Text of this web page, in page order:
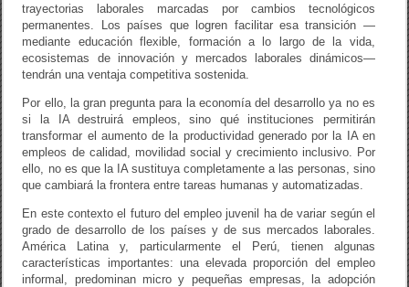
trayectorias laborales marcadas por cambios tecnológicos
permanentes. Los países que logren facilitar esa transición —
mediante educación flexible, formación a lo largo de la vida,
ecosistemas de innovación y mercados laborales dinámicos—
tendrán una ventaja competitiva sostenida.
Por ello, la gran pregunta para la economía del desarrollo ya no es
si la IA destruirá empleos, sino qué instituciones permitirán
transformar el aumento de la productividad generado por la IA en
empleos de calidad, movilidad social y crecimiento inclusivo. Por
ello, no es que la IA sustituya completamente a las personas, sino
que cambiará la frontera entre tareas humanas y automatizadas.
En este contexto el futuro del empleo juvenil ha de variar según el
grado de desarrollo de los países y de sus mercados laborales.
América Latina y, particularmente el Perú, tienen algunas
características importantes: una elevada proporción del empleo
informal, predominan micro y pequeñas empresas, la adopción